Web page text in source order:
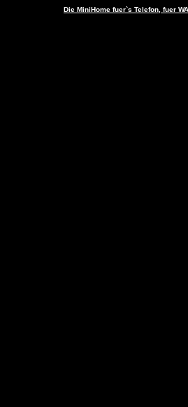
Die MiniHome fuer`s Telefon, fuer